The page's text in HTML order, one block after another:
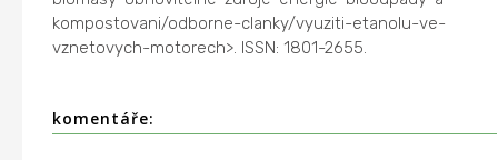
kompostovani/odborne-clanky/vyuziti-etanolu-ve-
vznetovych-motorech>. ISSN: 1801-2655.
komentáře: